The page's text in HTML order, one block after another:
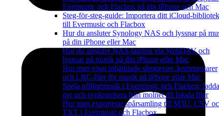
Evermusic och Flacbox på din iPhone och Mac
Steg-för-steg-guide: Importera ditt iCloud-bibliotek
till Evermusic och Flacbox
Hur du ansluter Synology NAS och lyssnar på
på din iPhone eller Mac
Hur du ansluter NAS-lagring via WebDAV och
lyssnar på musik på din iPhone eller Mac
Hur man visar inbäddade sångtexter, kommentarer
och LRC-filer för musik på iPhone eller Mac
Spela offlinemusik i Evermusic och Flacbox: ladda
ner och synkronisera från molnet till lokala filer
Hur man exporterar spårsamling till M3U, CSV
TXT i Evermusic och Flacbox